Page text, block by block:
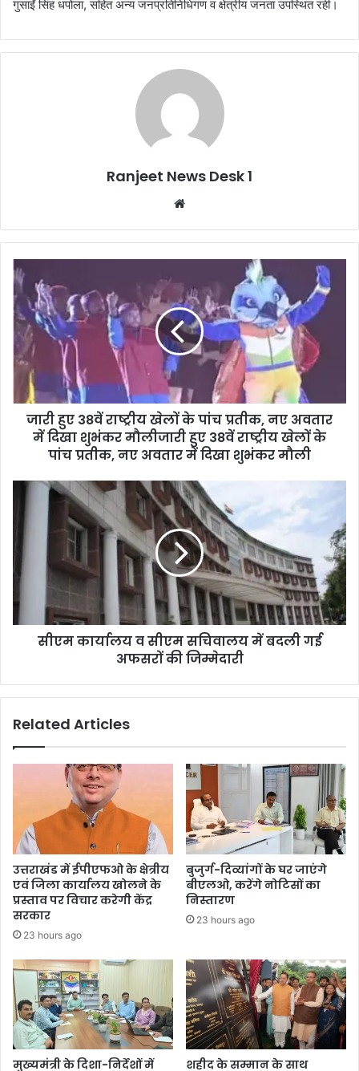
गुसाईं सिंह धपोला, सहित अन्य जनप्रतिनिधिगण व क्षेत्रीय जनता उपस्थित रही।
Ranjeet News Desk 1
te
जारी हुए 38वें राष्ट्रीय खेलों के पांच प्रतीक, नए अवतार
में दिखा शुभंकर मौलीजारी हुए 38वें राष्ट्रीय खेलों के
पांच प्रतीक, नए अवतार में दिखा शुभंकर मौली
सीएम कार्यालय व सीएम सचिवालय में बदली गई
अफसरों की जिम्मेदारी
Related Articles
उत्तराखंड में ईपीएफओ के क्षेत्रीय
एवं जिला कार्यालय खोलने के
प्रस्ताव पर विचार करेगी केंद्र
सरकार
23 hours ago
बुजुर्ग-दिव्यांगों के घर जाएंगे
बीएलओ, करेंगे नोटिसों का
निस्तारण
23 hours ago
मुख्यमंत्री के दिशा-निर्देशों में
शहीद के सम्मान के साथ